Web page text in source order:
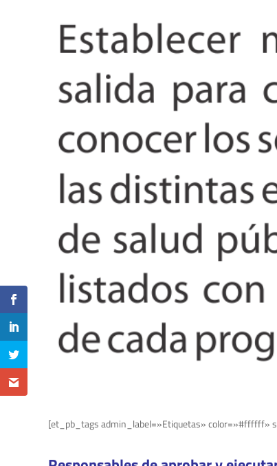
[et_pb_tags admin_label=»Etiquetas» color=»#ffffff»